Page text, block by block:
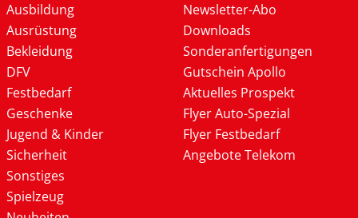
Ausbildung
Ausrüstung
Bekleidung
DFV
Festbedarf
Geschenke
Jugend & Kinder
Sicherheit
Sonstiges
Spielzeug
Newsletter-Abo
Downloads
Sonderanfertigungen
Gutschein Apollo
Aktuelles Prospekt
Flyer Auto-Spezial
Flyer Festbedarf
Angebote Telekom